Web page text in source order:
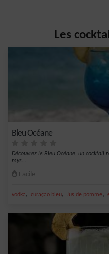
Les
Bleu Océane
Découvrez le Bleu Océane, un
mys...
Facile
vodka, curaçao bleu, Jus de pomme,